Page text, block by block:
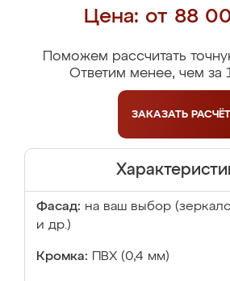
Цена: от 88
Поможем рассчитать
Ответим менее, чем за
ЗАКАЗАТЬ РАСЧЁТ
Фасад: на ваш выбор
и др.)
Кромка: ПВХ (0,4 мм)